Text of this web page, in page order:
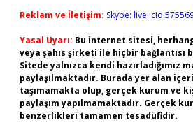
Reklam ve İletişim: Skype:
Yasal Uyarı: Bu internet sitesi,
veya şahıs şirketi ile hiçbir bağlantısı
Sitede yalnızca kendi hazırladığımız
paylaşılmaktadır. Burada yer alan
taşımamakta olup, gerçek kurum ve
paylaşım yapılmamaktadır. Gerçek
benzerlikleri tamamen tesadüfidir.